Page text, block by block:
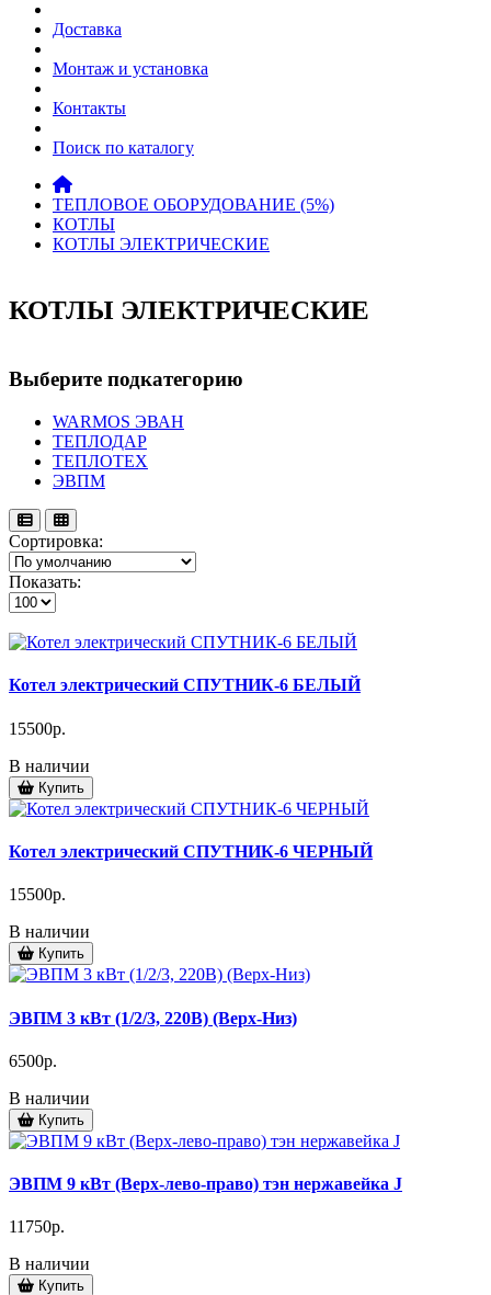
Доставка
Монтаж и установка
Контакты
Поиск по каталогу
ТЕПЛОВОЕ ОБОРУДОВАНИЕ (5%)
КОТЛЫ
КОТЛЫ ЭЛЕКТРИЧЕСКИЕ
КОТЛЫ ЭЛЕКТРИЧЕСКИЕ
Выберите подкатегорию
WARMOS ЭВАН
ТЕПЛОДАР
ТЕПЛОТЕХ
ЭВПМ
Сортировка:
Показать:
Котел электрический СПУТНИК-6 БЕЛЫЙ
15500р.
В наличии
Купить
Котел электрический СПУТНИК-6 ЧЕРНЫЙ
15500р.
В наличии
Купить
ЭВПМ 3 кВт (1/2/3, 220В) (Верх-Низ)
6500р.
В наличии
Купить
ЭВПМ 9 кВт (Верх-лево-право) тэн нержавейка J
11750р.
В наличии
Купить